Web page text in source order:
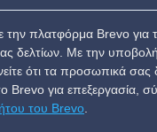
την πλατφόρμα Brevo για
δελτίων. Με την
ότι τα προσωπικά σας
Brevo για επεξεργασία,
του Brevo